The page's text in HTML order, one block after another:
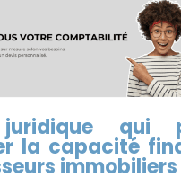
qui
la capacité
immobiliers